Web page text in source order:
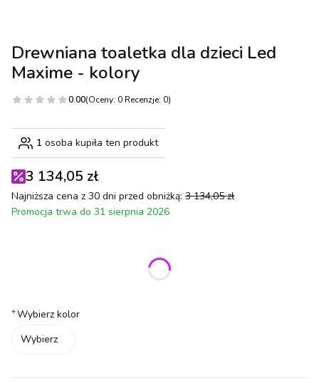
Drewniana toaletka dla dzieci Led
Maxime - kolory
0.00(Oceny: 0 Recenzje: 0)
1 osoba kupiła ten produkt
3 134,05 zł
Najniższa cena z 30 dni przed obniżką: 3 134,05 zł
Promocja trwa do 31 sierpnia 2026
Poszczególne warianty mogą różnić się ceną
*Wybierz kolor
Wybierz